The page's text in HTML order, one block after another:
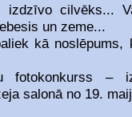
izdzīvo cilvēks...
un zeme...
kā
fotokonkurss –
salonā no 19.